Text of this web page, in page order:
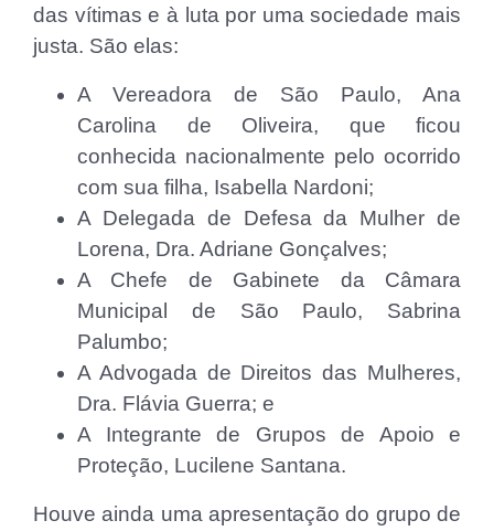
das vítimas e à luta por uma sociedade mais
justa. São elas:
A Vereadora de São Paulo, Ana
Carolina de Oliveira, que ficou
conhecida nacionalmente pelo ocorrido
com sua filha, Isabella Nardoni;
A Delegada de Defesa da Mulher de
Lorena, Dra. Adriane Gonçalves;
A Chefe de Gabinete da Câmara
Municipal de São Paulo, Sabrina
Palumbo;
A Advogada de Direitos das Mulheres,
Dra. Flávia Guerra; e
A Integrante de Grupos de Apoio e
Proteção, Lucilene Santana.
Houve ainda uma apresentação do grupo de